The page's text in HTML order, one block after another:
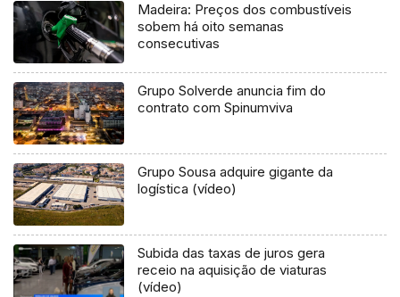
Madeira: Preços dos combustíveis
sobem há oito semanas
consecutivas
Grupo Solverde anuncia fim do
contrato com Spinumviva
Grupo Sousa adquire gigante da
logística (vídeo)
Subida das taxas de juros gera
receio na aquisição de viaturas
(vídeo)